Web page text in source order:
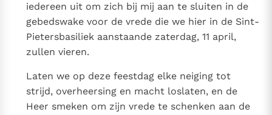
iedereen uit om zich bij mij aan te sluiten in de
gebedswake voor de vrede die we hier in de Sint-
Pietersbasiliek aanstaande zaterdag, 11 april,
zullen vieren.
Laten we op deze feestdag elke neiging tot
strijd, overheersing en macht loslaten, en de
Heer smeken om zijn vrede te schenken aan de